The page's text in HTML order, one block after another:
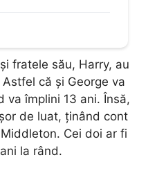
fratele său, Harry, au
că și George va
va împlini 13 ani. Însă,
de luat, ținând cont
Cei doi ar fi
la rând.